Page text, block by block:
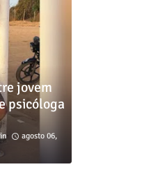
jovem
psicóloga
agosto 06,